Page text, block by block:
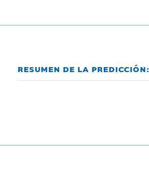
RESUMEN DE LA PREDICCIÓN: